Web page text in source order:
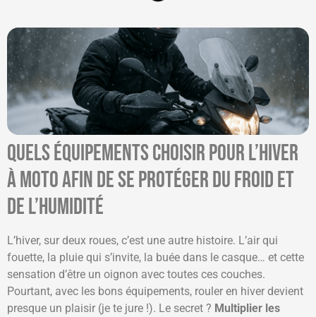
Quels équipements choisir pour l’hiver
à moto afin de se protéger du froid et
de l’humidité
L’hiver, sur deux roues, c’est une autre histoire. L’air qui
fouette, la pluie qui s’invite, la buée dans le casque… et cette
sensation d’être un oignon avec toutes ces couches.
Pourtant, avec les bons équipements, rouler en hiver devient
presque un plaisir (je te jure !). Le secret ? Multiplier les